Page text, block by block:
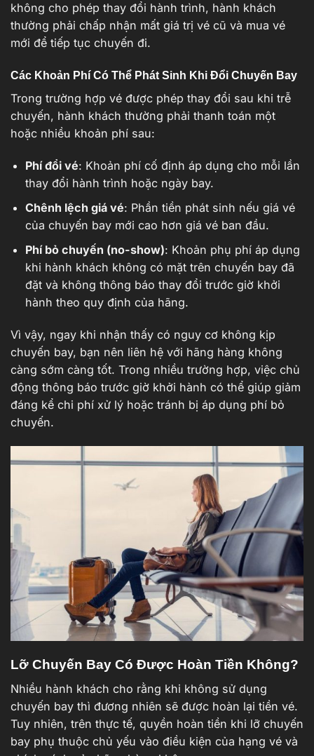
không cho phép thay đổi hành trình, hành khách
thường phải chấp nhận mất giá trị vé cũ và mua vé
mới để tiếp tục chuyến đi.
Các Khoản Phí Có Thể Phát Sinh Khi Đổi Chuyến Bay
Trong trường hợp vé được phép thay đổi sau khi trễ
chuyến, hành khách thường phải thanh toán một
hoặc nhiều khoản phí sau:
Phí đổi vé: Khoản phí cố định áp dụng cho mỗi lần
thay đổi hành trình hoặc ngày bay.
Chênh lệch giá vé: Phần tiền phát sinh nếu giá vé
của chuyến bay mới cao hơn giá vé ban đầu.
Phí bỏ chuyến (no-show): Khoản phụ phí áp dụng
khi hành khách không có mặt trên chuyến bay đã
đặt và không thông báo thay đổi trước giờ khởi
hành theo quy định của hãng.
Vì vậy, ngay khi nhận thấy có nguy cơ không kịp
chuyến bay, bạn nên liên hệ với hãng hàng không
càng sớm càng tốt. Trong nhiều trường hợp, việc chủ
động thông báo trước giờ khởi hành có thể giúp giảm
đáng kể chi phí xử lý hoặc tránh bị áp dụng phí bỏ
chuyến.
Lỡ Chuyến Bay Có Được Hoàn Tiền Không?
Nhiều hành khách cho rằng khi không sử dụng
chuyến bay thì đương nhiên sẽ được hoàn lại tiền vé.
Tuy nhiên, trên thực tế, quyền hoàn tiền khi lỡ chuyến
bay phụ thuộc chủ yếu vào điều kiện của hạng vé và